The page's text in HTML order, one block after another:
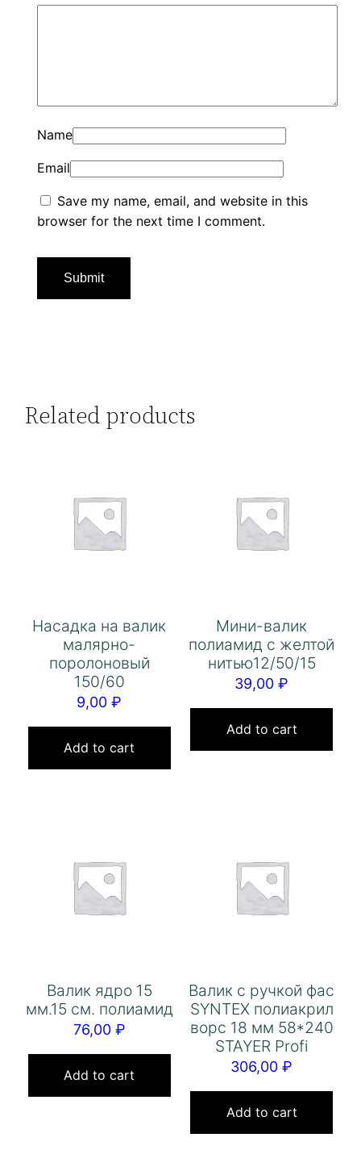
Name
Email
Save my name, email, and website in this
browser for the next time I comment.
Related products
Насадка на валик
малярно-
поролоновый
150/60
9,00₽
Add to cart
Мини-валик
полиамид с желтой
нитью12/50/15
39,00₽
Add to cart
Валик ядро 15
мм.15 см. полиамид
76,00 ₽
Add to cart
Валик с ручкой фас
SYNTEX полиакрил
ворс 18 мм 58*240
STAYER Profi
306,00₽
Add to cart